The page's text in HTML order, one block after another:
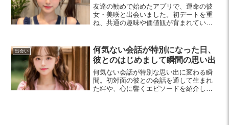
友達の勧めで始めたアプリで、運命の彼
女・美咲と出会いました。初デートを重
ね、共通の趣味や価値観が育まれていま
出会い
何気ない会話が特別になった日、
彼とのはじめまして瞬間の思い出
何気ない会話が特別な思い出に変わる瞬
間。初対面の彼との会話を通して生まれ
た絆や、心に響くエピソードを紹介し、